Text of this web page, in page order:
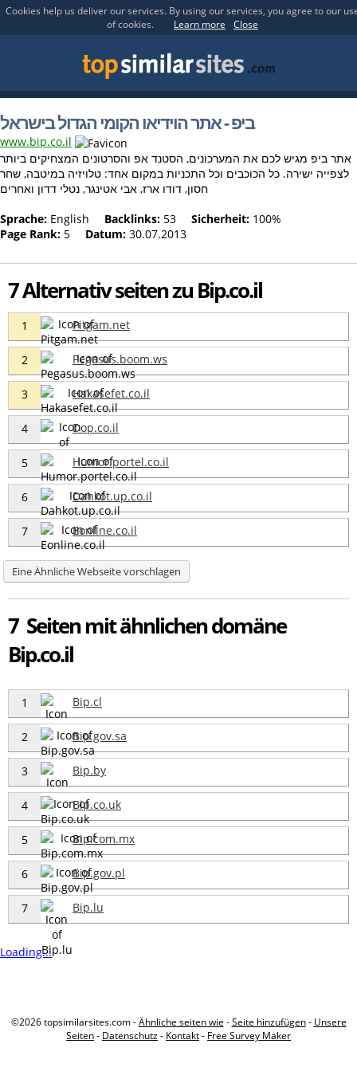
Cookies help us deliver our services. By using our services, you agree to our
of cookies.
Learn more Close
ביפ - אתר הוידיאו הקומי הגדול בישראל
www.bip.co.il
אתר ביפ מגיש לכם את המערכונים, הסטנד אפ והסרטונים המצחיקים ביותר
לצפייה ישירה. כל הכוכבים וכל התכניות במקום אחד: טלויזיה במיטבה, שחר
חסון, דודו ארז, אבי אטינגר, נטלי דדון ואחרים
Sprache: English Backlinks: 53 Sicherheit: 100%
Page Rank: 5 Datum: 30.07.2013
7 Alternativ seiten zu Bip.co.il
1 Pitgam.net
2 Pegasus.boom.ws
3 Hakasefet.co.il
4 Dop.co.il
5 Humor.portel.co.il
6 Dahkot.up.co.il
7 Eonline.co.il
Eine Ähnliche Webseite vorschlagen
7 Seiten mit ähnlichen domäne
Bip.co.il
1 Bip.cl
2 Bip.gov.sa
3 Bip.by
4 Bip.co.uk
5 Bip.com.mx
6 Bip.gov.pl
7 Bip.lu
Loading...
©2026 topsimilarsites.com -Ähnliche seiten wie -Seite hinzufügen- Unsere
Seiten- Datenschutz- Kontakt- Free Survey Maker